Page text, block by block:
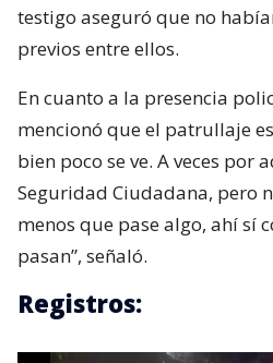
testigo aseguró que no
previos entre ellos.
En cuanto a la presencia
mencionó que el patrullaje
bien poco se ve. A veces por
Seguridad Ciudadana, pero
menos que pase algo, ahí sí
pasan”, señaló.
Registros: